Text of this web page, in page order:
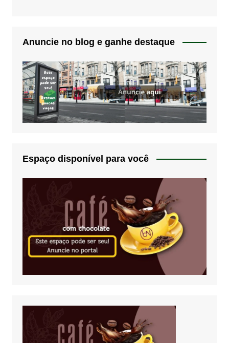
Anuncie no blog e ganhe destaque
Espaço disponível para você